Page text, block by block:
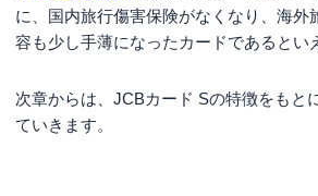
に、国内旅行傷害保険がなくなり、海外
容も少し手薄になったカードであるとい
次章からは、JCBカード Sの特徴をもと
ていきます。